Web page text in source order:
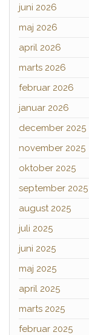
juni 2026
maj 2026
april 2026
marts 2026
februar 2026
januar 2026
december 2025
november 2025
oktober 2025
september 2025
august 2025
juli 2025
juni 2025
maj 2025
april 2025
marts 2025
februar 2025